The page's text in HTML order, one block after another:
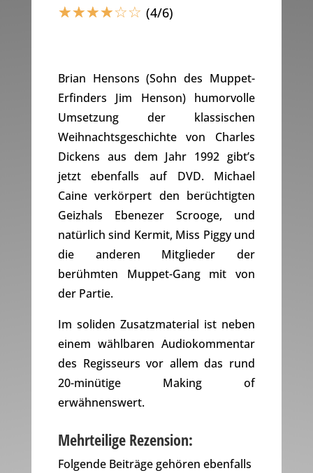
☆☆☆☆☆☆ (4/6)
Brian Hensons (Sohn des Muppet-
Erfinders Jim Henson) humorvolle
Umsetzung der klassischen
Weihnachtsgeschichte von Charles
Dickens aus dem Jahr 1992 gibt’s
jetzt ebenfalls auf DVD. Michael
Caine verkörpert den berüchtigten
Geizhals Ebenezer Scrooge, und
natürlich sind Kermit, Miss Piggy und
die anderen Mitglieder der
berühmten Muppet-Gang mit von
der Partie.
Im soliden Zusatzmaterial ist neben
einem wählbaren Audiokommentar
des Regisseurs vor allem das rund
20-minütige Making of
erwähnenswert.
Mehrteilige Rezension:
Folgende Beiträge gehören ebenfalls